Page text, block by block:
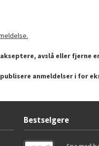
avslå eller fjerne
anmeldelser i for
Bestselgere